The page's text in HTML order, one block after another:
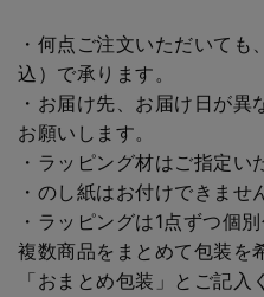
・何点ご注文いただいても
込）で承ります。
・お届け先、お届け日が
お願いします。
・ラッピング材はご指定い
・のし紙はお付けできませ
・ラッピングは1点ずつ個
複数商品をまとめて包装を
「おまとめ包装」とご記入